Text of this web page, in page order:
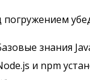
знания
и npm